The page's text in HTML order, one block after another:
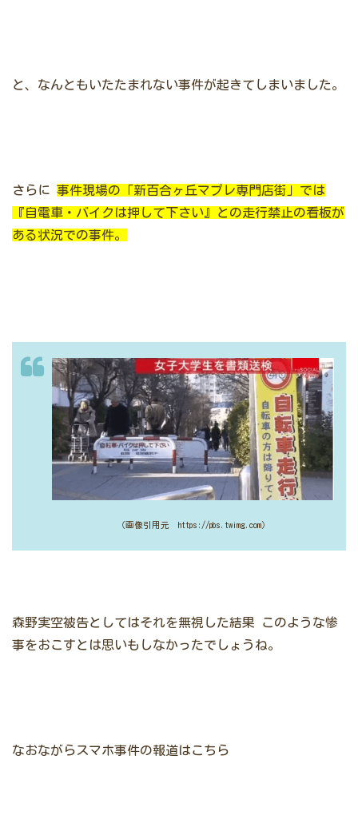
と、なんともいたたまれない事件が起きてしまいました。
さらに 事件現場の「新百合ヶ丘マプレ専門店街」では
『自電車・バイクは押して下さい』との走行禁止の看板が
ある状況での事件。
（画像引用元 https://pbs.twimg.com）
森野実空被告としてはそれを無視した結果 このような惨
事をおこすとは思いもしなかったでしょうね。
なおながらスマホ事件の報道はこちら